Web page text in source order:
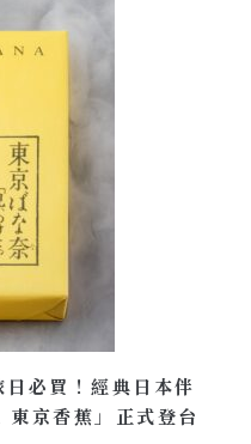
必買！經典日本伴
京香蕉」正式登台